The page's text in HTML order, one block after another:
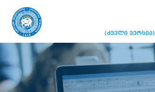
(ძველი ვერსია)